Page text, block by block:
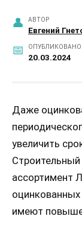
АВТОР
Евгений
ОПУБЛИКОВАНО
20.03.2024
Даже
увеличить
ассортимент
оцинкованных
имеют